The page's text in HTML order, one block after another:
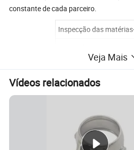
constante de cada parceiro.
Inspecção das
Inspeção do produto
Inspeção aleatória do
Automóvel/Automático
Veja Mais
Vídeos relacionados